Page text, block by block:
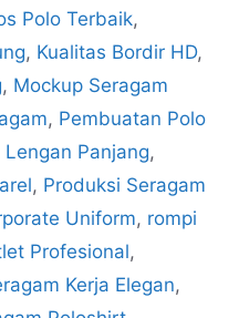
Polo Terbaik,
, Kualitas Bordir HD,
, Mockup Seragam
, Pembuatan Polo
Panjang,
, Produksi Seragam
Uniform, rompi
Profesional,
Kerja Elegan,